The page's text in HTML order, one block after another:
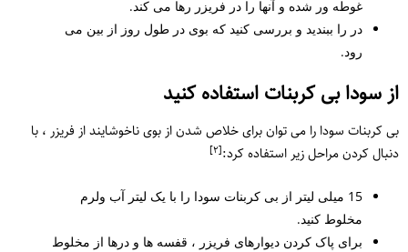
غوطه ور شده و آنها را در فریزر رها می کند.
در را ببندید و بررسی کنید که بوی در طول روز از بین می
رود.
از سودا بی کربنات استفاده کنید
بی کربنات سودا را می توان برای خلاص شدن از بوی ناخوشایند از فریزر ، با
دنبال کردن مراحل زیر استفاده کرد:[٢]
15 میلی لیتر از بی کربنات سودا را با یک لیتر آب ولرم
مخلوط کنید.
برای پاک کردن دیوارهای فریزر ، قفسه ها و درها از مخلوط